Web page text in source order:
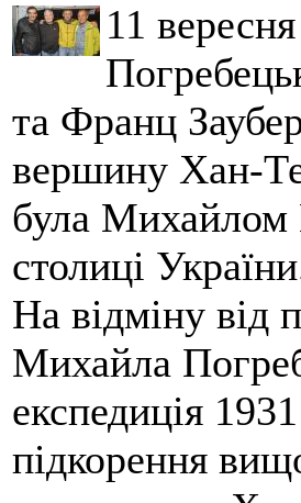
11
та Франц
вершину Хан-
була Михайлом
столиці
На відміну від
Михайла
експедиція
підкорення